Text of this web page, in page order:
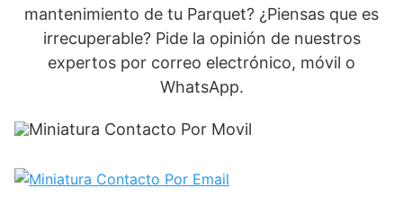
mantenimiento de tu Parquet? ¿Piensas que es
irrecuperable? Pide la opinión de nuestros
expertos por correo electrónico, móvil o
WhatsApp.